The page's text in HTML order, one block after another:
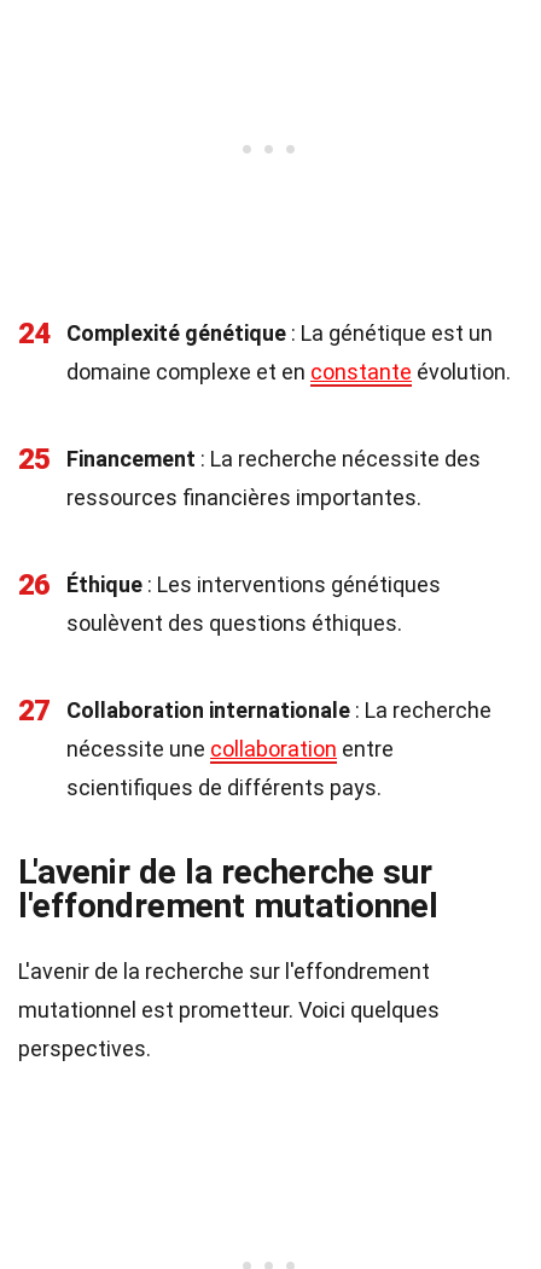
24 Complexité génétique : La génétique est un
domaine complexe et en constante évolution.
25 Financement : La recherche nécessite des
ressources financières importantes.
26 Éthique : Les interventions génétiques
soulèvent des questions éthiques.
27 Collaboration internationale : La recherche
nécessite une collaboration entre
scientifiques de différents pays.
L'avenir de la recherche sur
l'effondrement mutationnel
L'avenir de la recherche sur l'effondrement
mutationnel est prometteur. Voici quelques
perspectives.